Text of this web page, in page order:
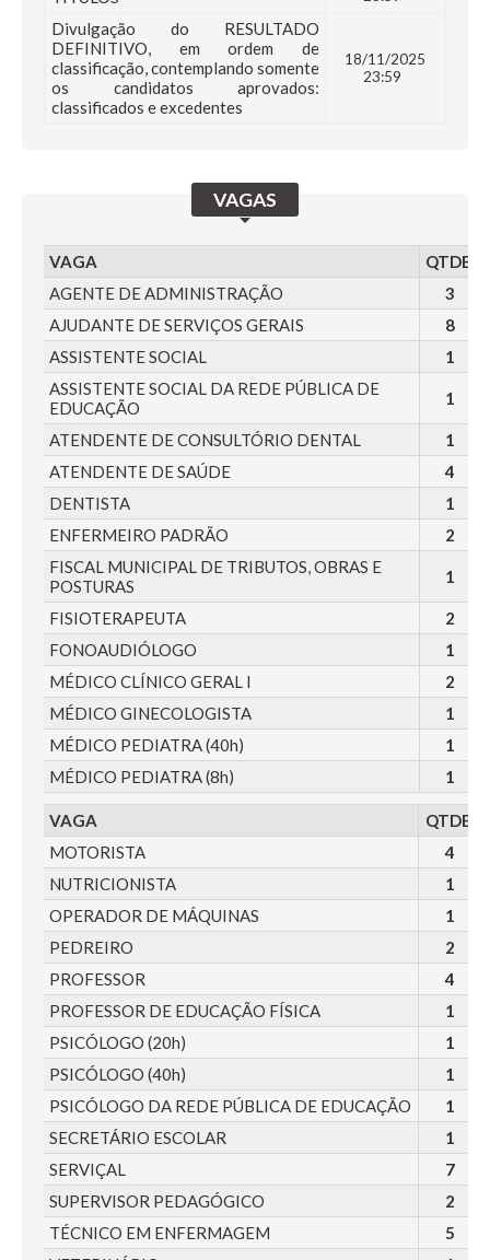
Divulgação do RESULTADO
DEFINITIVO, em ordem de
classificação, contemplando somente
os candidatos aprovados:
classificados e excedentes
18/11/2025
23:59
VAGAS
VAGA
QTDE.
AGENTE DE ADMINISTRAÇÃO
3
AJUDANTE DE SERVIÇOS GERAIS
8
ASSISTENTE SOCIAL
1
ASSISTENTE SOCIAL DA REDE PÚBLICA DE
EDUCAÇÃO
1
ATENDENTE DE CONSULTÓRIO DENTAL
1
ATENDENTE DE SAÚDE
4
DENTISTA
1
ENFERMEIRO PADRÃO
2
FISCAL MUNICIPAL DE TRIBUTOS, OBRAS E
POSTURAS
1
FISIOTERAPEUTA
2
FONOAUDIÓLOGO
1
MÉDICO CLÍNICO GERAL I
2
MÉDICO GINECOLOGISTA
1
MÉDICO PEDIATRA (40h)
1
MÉDICO PEDIATRA (8h)
1
VAGA
QTDE.
MOTORISTA
4
NUTRICIONISTA
1
OPERADOR DE MÁQUINAS
1
PEDREIRO
2
PROFESSOR
4
PROFESSOR DE EDUCAÇÃO FÍSICA
1
PSICÓLOGO (20h)
1
PSICÓLOGO (40h)
1
PSICÓLOGO DA REDE PÚBLICA DE EDUCAÇÃO
1
SECRETÁRIO ESCOLAR
1
SERVIÇAL
7
SUPERVISOR PEDAGÓGICO
2
TÉCNICO EM ENFERMAGEM
5